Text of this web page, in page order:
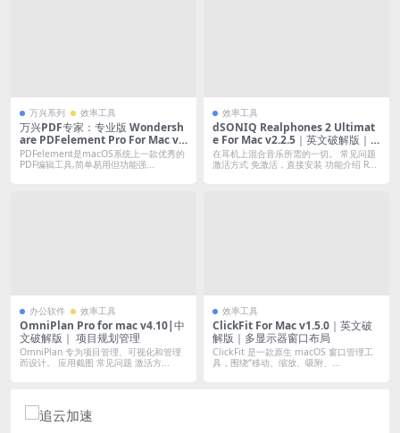
万兴系列 效率工具
万兴PDF专家：专业版 Wondersh
are PDFelement Pro For Mac v1
2.1.1｜免登陆破解版｜好用的PDF
编辑器 (含OCR插件)
PDFelement是macOS系统上一款优秀的
PDF编辑工具,简单易用但功能强...
效率工具
dSONIQ Realphones 2 Ultimat
e For Mac v2.2.5｜英文破解版｜
在耳机上混合音乐所需的一切。
在耳机上混合音乐所需的一切。 常见问题
激活方式 免激活，直接安装 功能介绍 R...
办公软件 效率工具
OmniPlan Pro for mac v4.10|中
文破解版｜ 项目规划管理
OmniPlan 专为项目管理、可视化和管理
而设计。 应用截图 常见问题 激活方...
效率工具
ClickFit For Mac v1.5.0｜英文破
解版｜多显示器窗口布局
ClickFit 是一款原生 macOS 窗口管理工
具，围绕“移动、缩放、吸附、...